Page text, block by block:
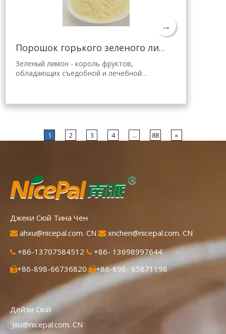
→
Порошок горького зеленого лимона для похудения
Зеленый лимон - король фруктов,
обладающих съедобной и лечебной
Хайнань, полученного с помощью самой
передовой в мире технологии
которая хорошо сохраняет
питательность и аромат свежего лимона.
1 2 3 4 ... 88 »
Джеки Сюй Тина Чен
 ahxu@nicepal.com. CN  xnchen@nicepal.com. CN
 +86-13707584512  +86- 13698997644
+86-898-66736820 +86-898- 65871198
Дейзи Сюй
Jxu@nicepal.com. CN